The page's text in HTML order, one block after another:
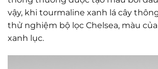
vậy, khi tourmaline xanh lá cây
thử nghiệm bộ lọc Chelsea, màu
xanh lục.